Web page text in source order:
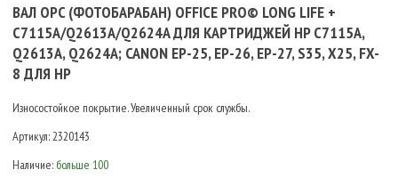
ВАЛ OPC (ФОТОБАРАБАН) OFFICE PRO© LONG LIFE +
C7115A/Q2613A/Q2624A ДЛЯ КАРТРИДЖЕЙ HP C7115A,
Q2613A, Q2624A; CANON EP-25, EP-26, EP-27, S35, X25, FX-
8 ДЛЯ HP
Износостойкое покрытие. Увеличенный срок службы.
Артикул:2320143
Наличие: больше 100